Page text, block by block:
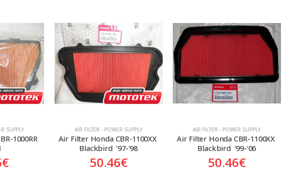
SUPPLY
1000RR
€
AIR FILTER - POWER SUPPLY
Air Filter Honda CBR-1100XX
Blackbird  ’97-’98
50.46€
AIR FILTER - POWER SUPPLY
Air Filter Honda CBR-1100XX
Blackbird  ’99-’06
50.46€